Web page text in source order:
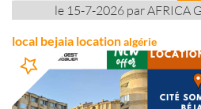
le 15-7-2026 par AFRICA
local bejaia locationalgérie